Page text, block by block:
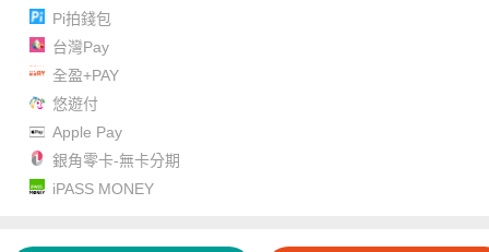
Pi拍錢包
台灣Pay
全盈+PAY
悠遊付
Apple Pay
銀角零卡-無卡分期
iPASS MONEY